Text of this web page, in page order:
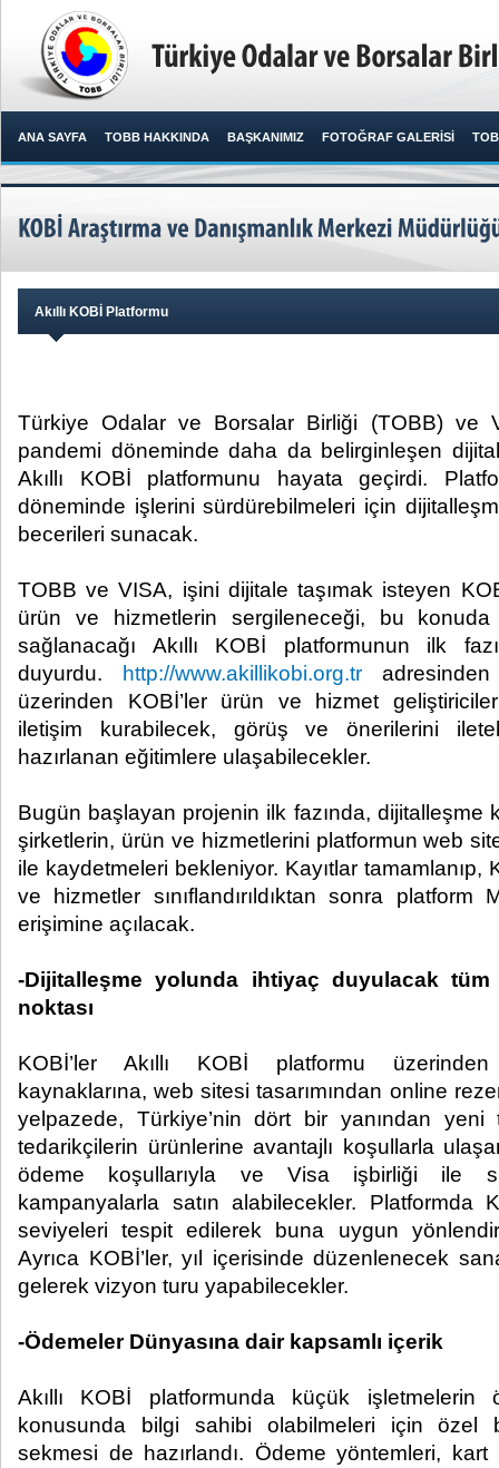
ANA SAYFA TOBB HAKKINDA BAŞKANIMIZ FOTOĞRAF GALERİSİ
Akıllı KOBİ Platformu
Türkiye Odalar ve Borsalar Birliği (TOBB) ve
pandemi döneminde daha da belirginleşen
Akıllı KOBİ platformunu hayata geçirdi.
döneminde işlerini sürdürebilmeleri için
becerileri sunacak.
TOBB ve VISA, işini dijitale taşımak isteyen
ürün ve hizmetlerin sergileneceği, bu
sağlanacağı Akıllı KOBİ platformunun ilk
duyurdu.
http://www.akillikobi.org.tradresinden
üzerinden KOBİ’ler ürün ve hizmet
iletişim kurabilecek, görüş ve önerilerini
hazırlanan eğitimlere ulaşabilecekler.
Bugün başlayan projenin ilk fazında, dijitalleşme
şirketlerin, ürün ve hizmetlerini platformun web
ile kaydetmeleri bekleniyor. Kayıtlar tamamlanıp,
ve hizmetler sınıflandırıldıktan sonra platform
erişimine açılacak.
-Dijitalleşme yolunda ihtiyaç duyulacak
noktası
KOBİ’ler Akıllı KOBİ platformu
kaynaklarına, web sitesi tasarımından online
yelpazede, Türkiye’nin dört bir yanından yeni
tedarikçilerin ürünlerine avantajlı koşullarla
ödeme koşullarıyla ve Visa işbirliği ile
kampanyalarla satın alabilecekler. Platformda
seviyeleri tespit edilerek buna uygun
Ayrıca KOBİ’ler, yıl içerisinde düzenlenecek
gelerek vizyon turu yapabilecekler.
-Ödemeler Dünyasına dair kapsamlı içerik
Akıllı KOBİ platformunda küçük işletmelerin
konusunda bilgi sahibi olabilmeleri için özel
sekmesi de hazırlandı. Ödeme yöntemleri, kart